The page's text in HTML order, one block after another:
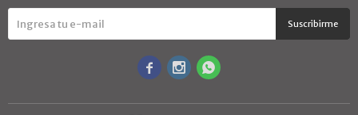
Suscribirme
  